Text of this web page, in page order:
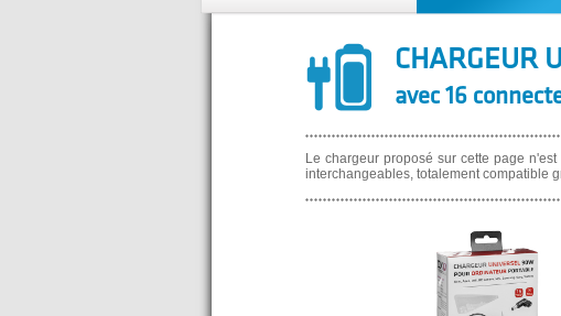
CHARGEUR
avec 16
Le chargeur proposé sur cette page
interchangeables, totalement compatible